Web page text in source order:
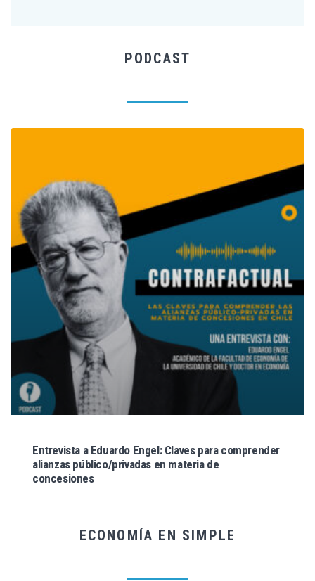
PODCAST
Entrevista a Eduardo Engel: Claves para comprender
alianzas público/privadas en materia de
concesiones
ECONOMÍA EN SIMPLE